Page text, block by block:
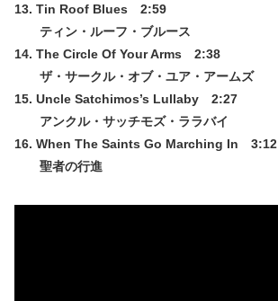
13. Tin Roof Blues 2:59
ティン・ルーフ・ブルース
14. The Circle Of Your Arms 2:38
ザ・サークル・オブ・ユア・アームズ
15. Uncle Satchimos’s Lullaby 2:27
アンクル・サッチモズ・ララバイ
16. When The Saints Go Marching In 3:12
聖者の行進